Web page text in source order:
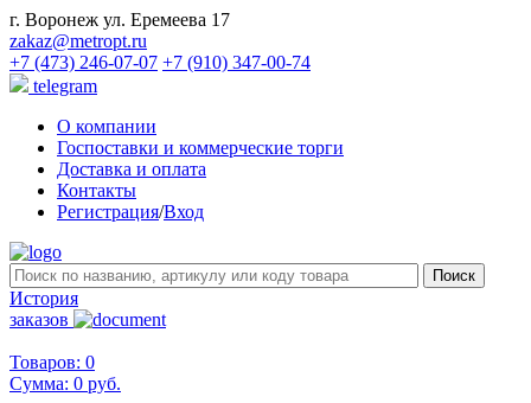
г. Воронеж ул. Еремеева 17
zakaz@metropt.ru
+7 (473) 246-07-07 +7 (910) 347-00-74
telegram
О компании
Госпоставки и коммерческие торги
Доставка и оплата
Контакты
Регистрация/Вход
История
заказов
Товаров: 0
Сумма: 0 руб.